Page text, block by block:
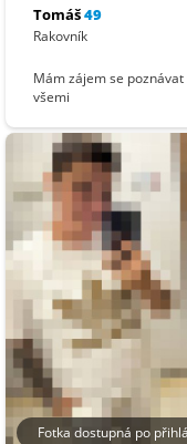
Tomáš49
Rakovník
Mám zájem se poznávat
všemi
Fotka dostupná po